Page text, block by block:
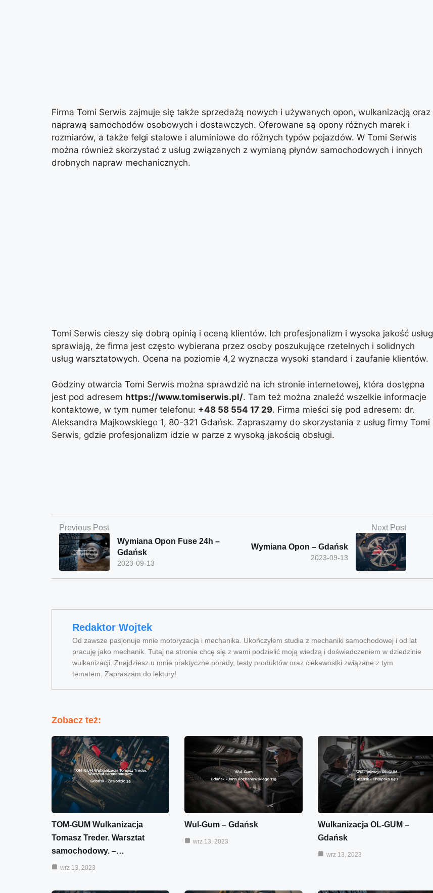
Firma Tomi Serwis zajmuje się także sprzedażą nowych i używanych opon, wulkanizacją oraz
naprawą samochodów osobowych i dostawczych. Oferowane są opony różnych marek i
rozmiarów, a także felgi stalowe i aluminiowe do różnych typów pojazdów. W Tomi Serwis
można również skorzystać z usług związanych z wymianą płynów samochodowych i innych
drobnych napraw mechanicznych.
Tomi Serwis cieszy się dobrą opinią i oceną klientów. Ich profesjonalizm i wysoka jakość usług
sprawiają, że firma jest często wybierana przez osoby poszukujące rzetelnych i solidnych
usług warsztatowych. Ocena na poziomie 4,2 wyznacza wysoki standard i zaufanie klientów.
Godziny otwarcia Tomi Serwis można sprawdzić na ich stronie internetowej, która dostępna
jest pod adresem https://www.tomiserwis.pl/. Tam też można znaleźć wszelkie informacje
kontaktowe, w tym numer telefonu: +48 58 554 17 29. Firma mieści się pod adresem: dr.
Aleksandra Majkowskiego 1, 80-321 Gdańsk. Zapraszamy do skorzystania z usług firmy Tomi
Serwis, gdzie profesjonalizm idzie w parze z wysoką jakością obsługi.
Previous Post
2023-09-13
Wymiana Opon Fuse 24h –
Gdańsk
Next Post
2023-09-13
Wymiana Opon – Gdańsk
Redaktor Wojtek
Od zawsze pasjonuje mnie motoryzacja i mechanika. Ukończyłem studia z mechaniki samochodowej i od lat
pracuję jako mechanik. Tutaj na stronie chcę się z wami podzielić moją wiedzą i doświadczeniem w dziedzinie
wulkanizacji. Znajdziesz u mnie praktyczne porady, testy produktów oraz ciekawostki związane z tym
tematem. Zapraszam do lektury!
Zobacz też:
TOM-GUM Wulkanizacja
Tomasz Treder. Warsztat
samochodowy. –…
wrz 13, 2023
Wul-Gum – Gdańsk
wrz 13, 2023
Wulkanizacja OL-GUM –
Gdańsk
wrz 13, 2023